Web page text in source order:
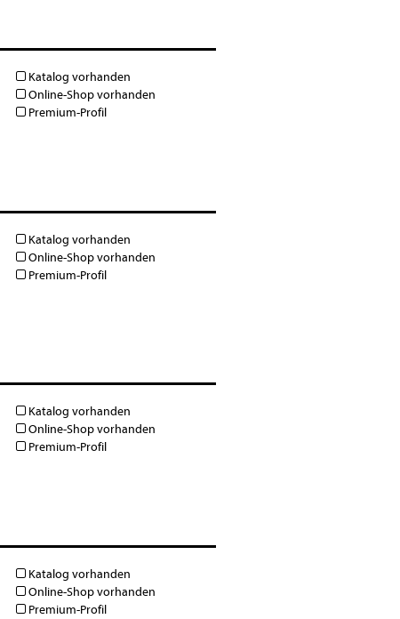
Katalog vorhanden
Online-Shop vorhanden
Premium-Profil
Katalog vorhanden
Online-Shop vorhanden
Premium-Profil
Katalog vorhanden
Online-Shop vorhanden
Premium-Profil
Katalog vorhanden
Online-Shop vorhanden
Premium-Profil